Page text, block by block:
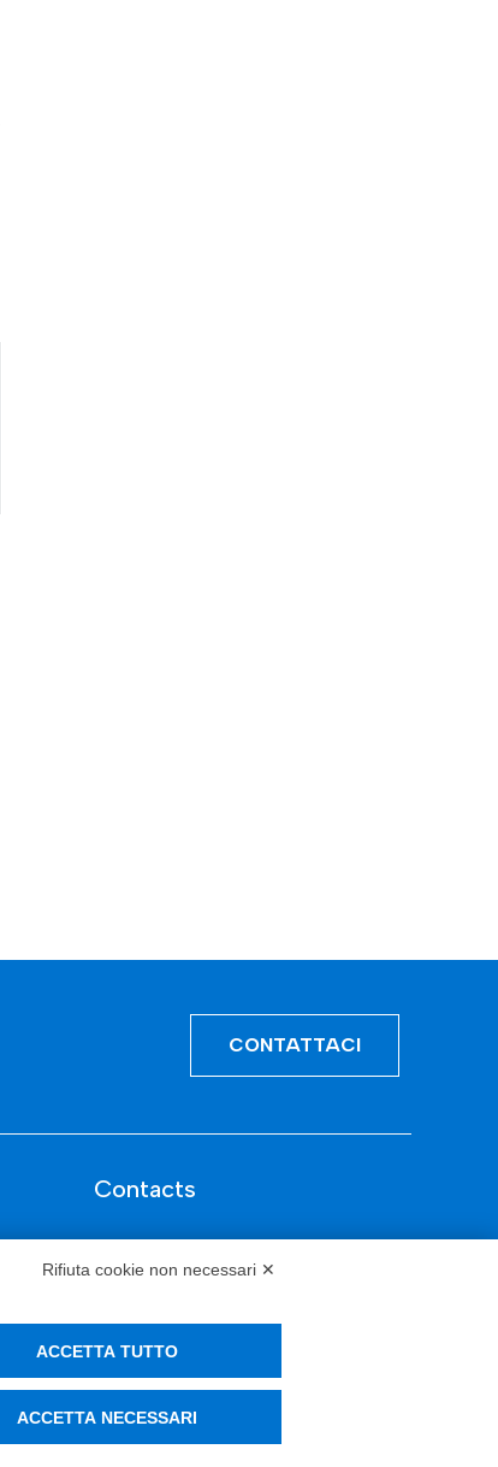
CONTATTACI
Contacts
Sede Legale: Corso Mazzini, 11 42015
Correggio (RE)
Rifiuta cookie non necessari ✕
ACCETTA TUTTO
ACCETTA NECESSARI